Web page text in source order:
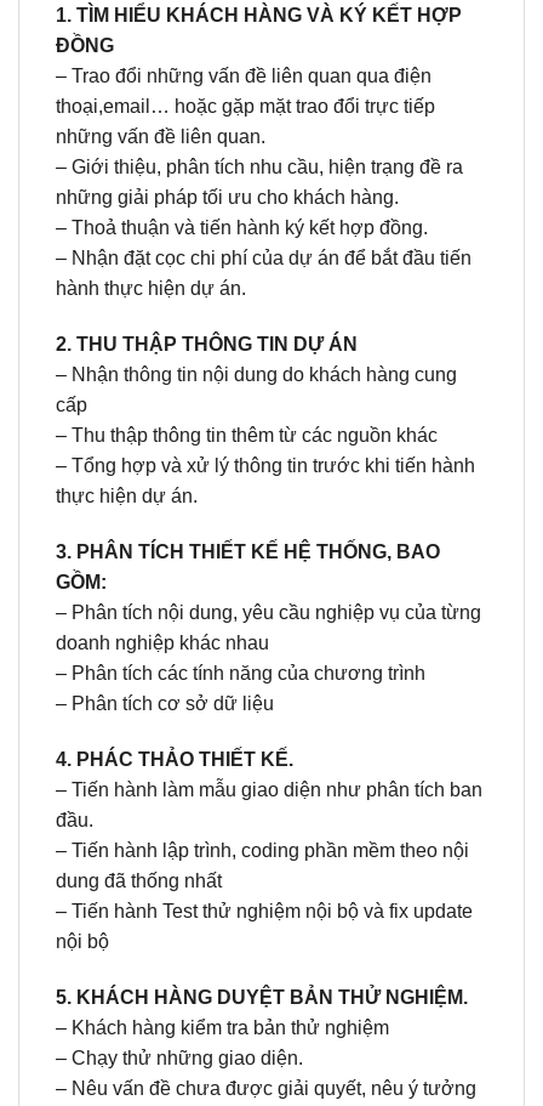
1. TÌM HIỂU KHÁCH HÀNG VÀ KÝ KẾT HỢP
ĐỒNG
– Trao đổi những vấn đề liên quan qua điện
thoại,email… hoặc gặp mặt trao đổi trực tiếp
những vấn đề liên quan.
– Giới thiệu, phân tích nhu cầu, hiện trạng đề ra
những giải pháp tối ưu cho khách hàng.
– Thoả thuận và tiến hành ký kết hợp đồng.
– Nhận đặt cọc chi phí của dự án để bắt đầu tiến
hành thực hiện dự án.
2. THU THẬP THÔNG TIN DỰ ÁN
– Nhận thông tin nội dung do khách hàng cung
cấp
– Thu thập thông tin thêm từ các nguồn khác
– Tổng hợp và xử lý thông tin trước khi tiến hành
thực hiện dự án.
3. PHÂN TÍCH THIẾT KẾ HỆ THỐNG, BAO
GỒM:
– Phân tích nội dung, yêu cầu nghiệp vụ của từng
doanh nghiệp khác nhau
– Phân tích các tính năng của chương trình
– Phân tích cơ sở dữ liệu
4. PHÁC THẢO THIẾT KẾ.
– Tiến hành làm mẫu giao diện như phân tích ban
đầu.
– Tiến hành lập trình, coding phần mềm theo nội
dung đã thống nhất
– Tiến hành Test thử nghiệm nội bộ và fix update
nội bộ
5. KHÁCH HÀNG DUYỆT BẢN THỬ NGHIỆM.
– Khách hàng kiểm tra bản thử nghiệm
– Chạy thử những giao diện.
– Nêu vấn đề chưa được giải quyết, nêu ý tưởng